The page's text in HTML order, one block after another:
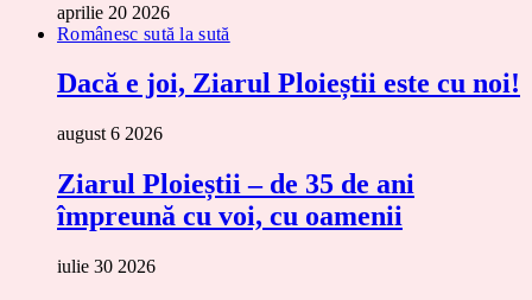
aprilie 20 2026
Românesc sută la sută
Dacă e joi, Ziarul Ploieștii este cu noi!
august 6 2026
Ziarul Ploieștii – de 35 de ani
împreună cu voi, cu oamenii
iulie 30 2026